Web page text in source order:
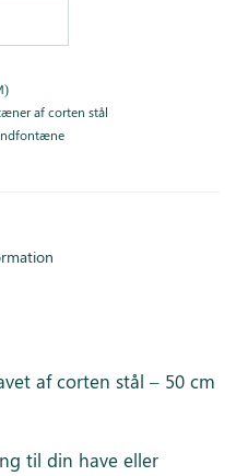
af corten stål
af corten stål – 50 cm
til din have eller